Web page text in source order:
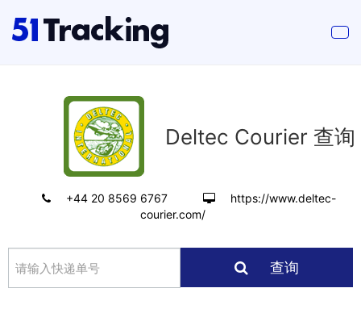
Deltec Courier 查询
+44 20 8569 6767
https://www.deltec-
courier.com/
查询